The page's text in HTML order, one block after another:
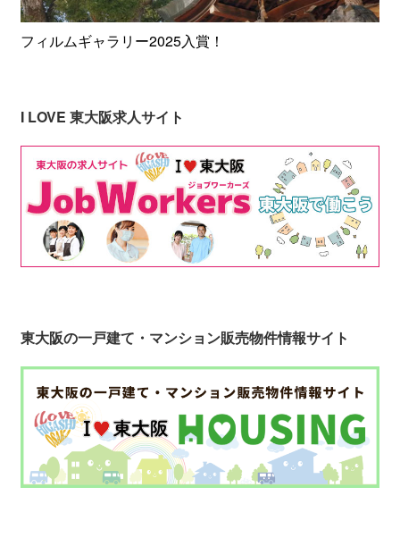
フィルムギャラリー2025入賞！
I LOVE 東大阪求人サイト
東大阪の一戸建て・マンション販売物件情報サイト